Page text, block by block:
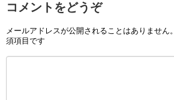
コメントをどうぞ
メールアドレスが公開されることはありません。
須項目です